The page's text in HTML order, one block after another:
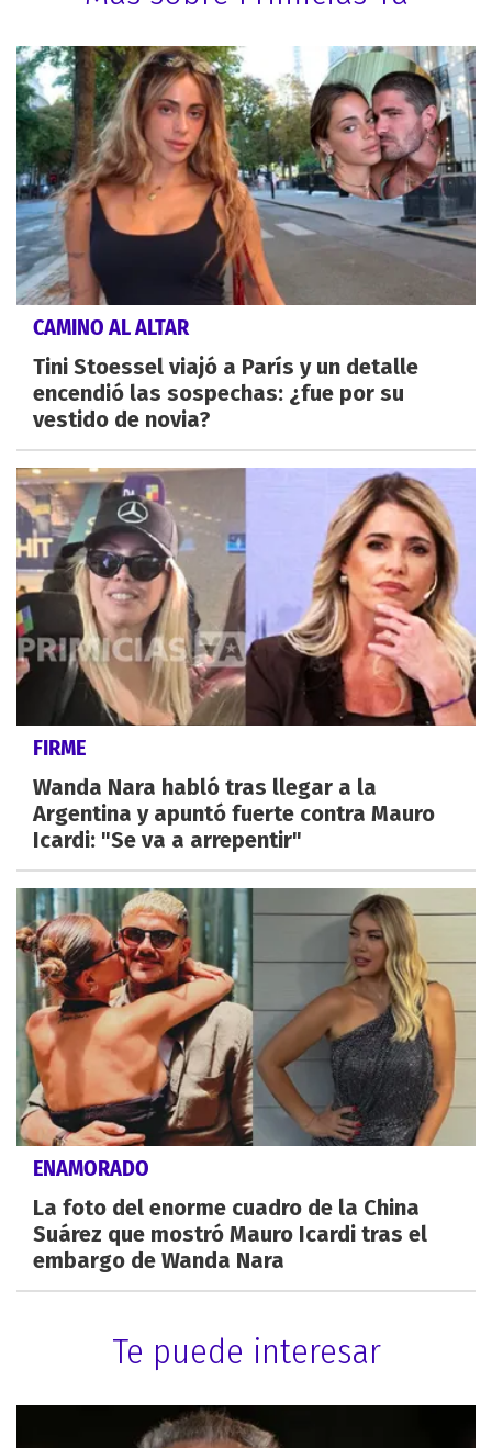
CAMINO AL ALTAR
Tini Stoessel viajó a París y un detalle
encendió las sospechas: ¿fue por su
vestido de novia?
FIRME
Wanda Nara habló tras llegar a la
Argentina y apuntó fuerte contra Mauro
Icardi: "Se va a arrepentir"
ENAMORADO
La foto del enorme cuadro de la China
Suárez que mostró Mauro Icardi tras el
embargo de Wanda Nara
Te puede interesar